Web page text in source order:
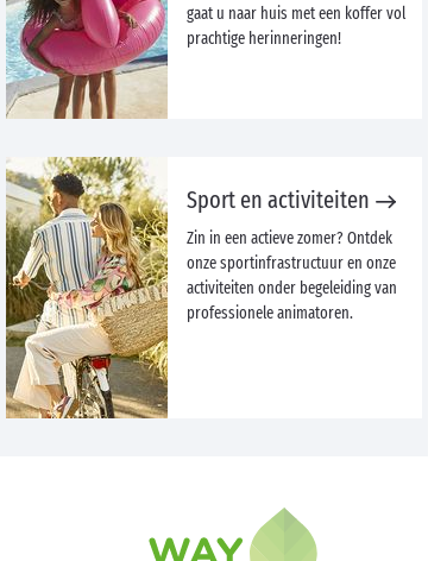
gaat u naar huis met een koffer vol
prachtige herinneringen!
Sport en activiteiten
Zin in een actieve zomer? Ontdek
onze sportinfrastructuur en onze
activiteiten onder begeleiding van
professionele animatoren.